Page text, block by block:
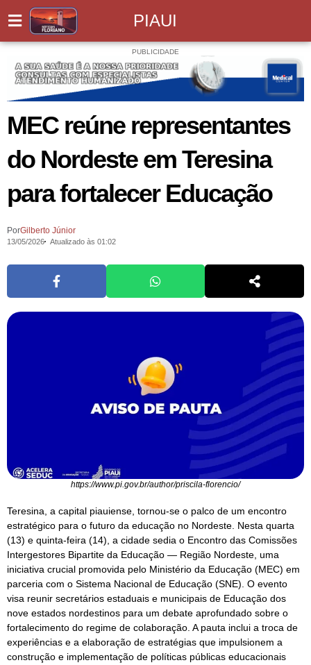
PIAUI
PUBLICIDADE
MEC reúne representantes
do Nordeste em Teresina
para fortalecer Educação
PorGilberto Júnior
13/05/2026 Atualizado às 01:02
https://www.pi.gov.br/author/priscila-florencio/
Teresina, a capital piauiense, tornou-se o palco de um encontro
estratégico para o futuro da educação no Nordeste. Nesta quarta
(13) e quinta-feira (14), a cidade sedia o Encontro das Comissões
Intergestores Bipartite da Educação — Região Nordeste, uma
iniciativa crucial promovida pelo Ministério da Educação (MEC) em
parceria com o Sistema Nacional de Educação (SNE). O evento
visa reunir secretários estaduais e municipais de Educação dos
nove estados nordestinos para um debate aprofundado sobre o
fortalecimento do regime de colaboração. A pauta inclui a troca de
experiências e a elaboração de estratégias que impulsionem a
construção e implementação de políticas públicas educacionais